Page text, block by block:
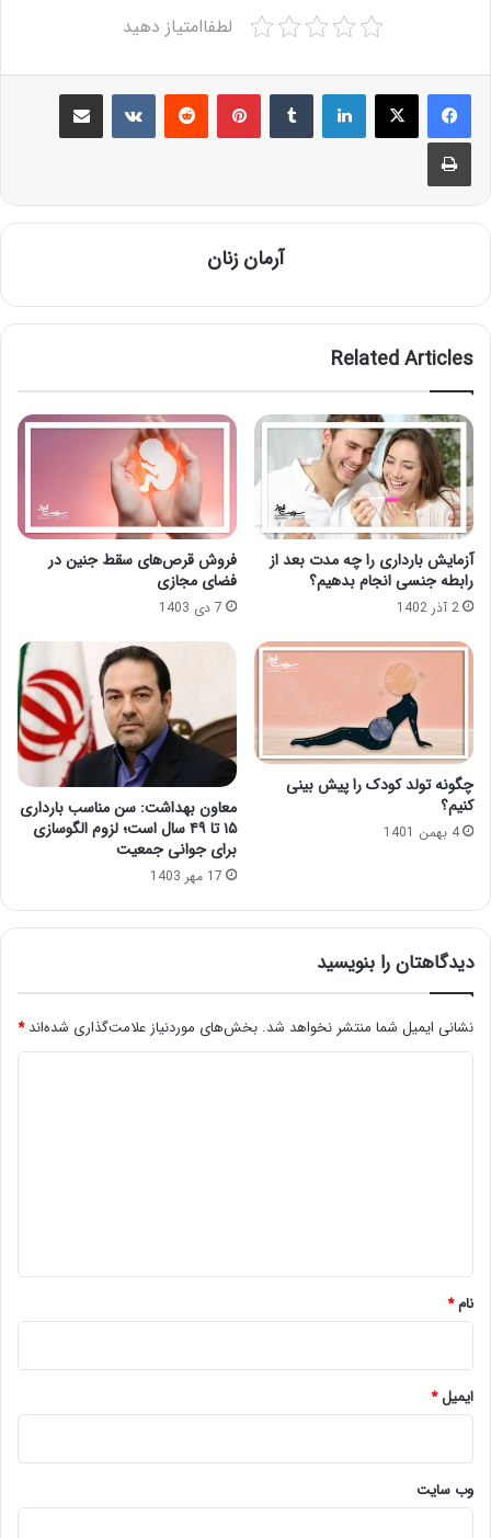
لطفاامتیاز دهید
LinkedIn
Tumblr
Pinterest
Reddit
VKontakte
Share via Email
Print
آرمان زنان
Related Articles
آزمایش بارداری را چه مدت بعد از
رابطه جنسی انجام بدهیم؟
2 آذر 1402
فروش قرص‌های سقط جنین در
فضای مجازی
7 دی 1403
چگونه تولد کودک را پیش بینی
کنیم؟
4 بهمن 1401
معاون بهداشت: سن مناسب بارداری
۱۵ تا ۴۹ سال است؛ لزوم الگوسازی
برای جوانی جمعیت
17 مهر 1403
دیدگاهتان را بنویسید
نشانی ایمیل شما منتشر نخواهد شد. بخش‌های موردنیاز علامت‌گذاری شده‌اند*
نام*
ایمیل*
وب‌ سایت